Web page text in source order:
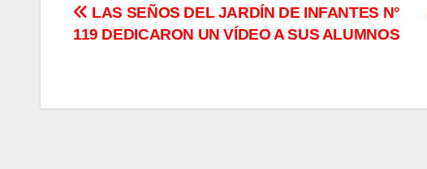
Navegación
LAS SEÑOS DEL JARDÍN DE INFANTES N°
119 DEDICARON UN VÍDEO A SUS ALUMNOS